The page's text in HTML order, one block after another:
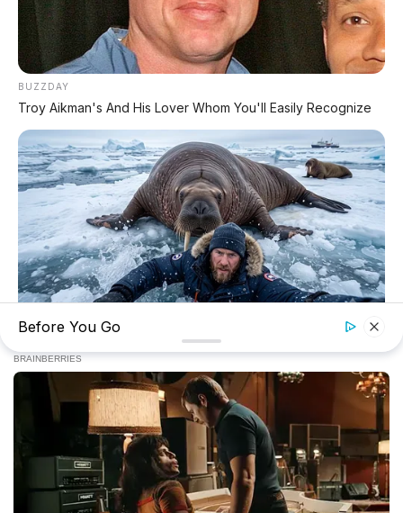
LIHAT LAINNYA
✕
BUZZDAY
Troy Aikman's And His Lover Whom You'll Easily Recognize
He Awaited Death, But What This Animal Did Left Him
Speechless!
Before You Go